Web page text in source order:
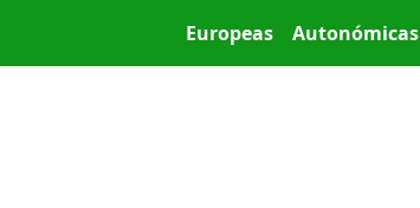
Main menu
Europeas Autonómicas